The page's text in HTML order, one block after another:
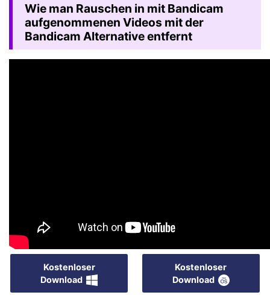
Wie man Rauschen in mit Bandicam
aufgenommenen Videos mit der
Bandicam Alternative entfernt
Kostenloser
Download
Kostenloser
Download